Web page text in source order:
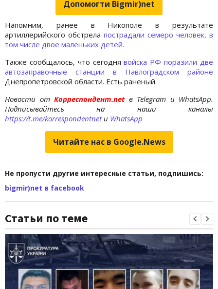
Допомогти Bigmir)net
Напомним, ранее в Никополе в результате
артиллерийского обстрела пострадали семеро человек, в
том числе двое маленьких детей.
Также сообщалось, что сегоднявойска РФ поразили две
автозаправочные станции в Павлоградском районе
Днепропетровской области. Есть раненый.
Новости отКорреспондент.net в Telegram и WhatsApp.
Подписывайтесь на наши каналы
https://t.me/korrespondentnetи WhatsApp
Читайте нас в Google.News
Не пропусти другие интересные статьи, подпишись:
bigmir)net в facebook
Статьи по теме